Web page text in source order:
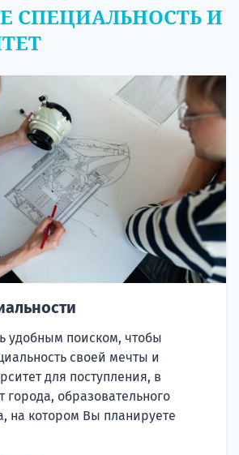
СПЕЦИАЛЬНОСТЬ И
удобным поиском, чтобы
своей мечты и
для поступления, в
города, образовательного
на котором Вы планируете